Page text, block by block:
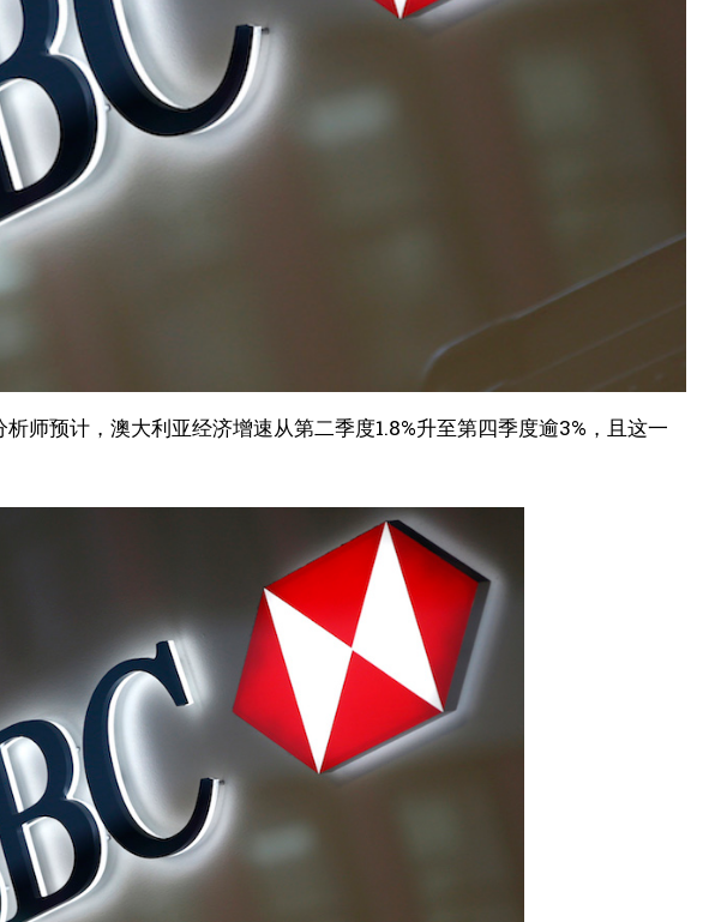
师预计，澳大利亚经济增速从第二季度1.8%升至第四季度逾3%，且这一